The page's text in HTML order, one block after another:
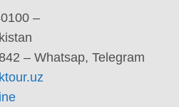
–
– Whatsap, Telegram